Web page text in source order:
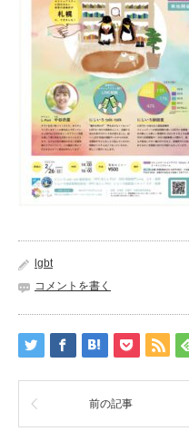
lgbt
コメントを書く
前の記事